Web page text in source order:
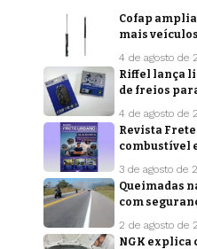
Cofap
mais
4 de agosto de
Riffel lança
de freios
4 de agosto de
Revista
combustível
3 de agosto de
Queimadas
com
2 de agosto de
NGK explica